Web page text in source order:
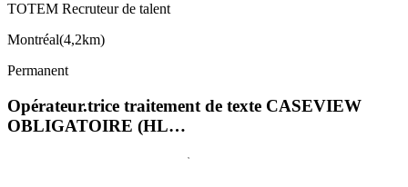
TOTEM Recruteur de talent
Montréal(4,2km)
Permanent
Opérateur.trice traitement de texte CASEVIEW
OBLIGATOIRE (HL…